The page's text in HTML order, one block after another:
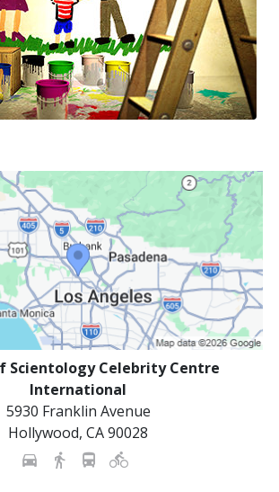
Scientology Celebrity Centre
International
5930 Franklin Avenue
Hollywood, CA90028